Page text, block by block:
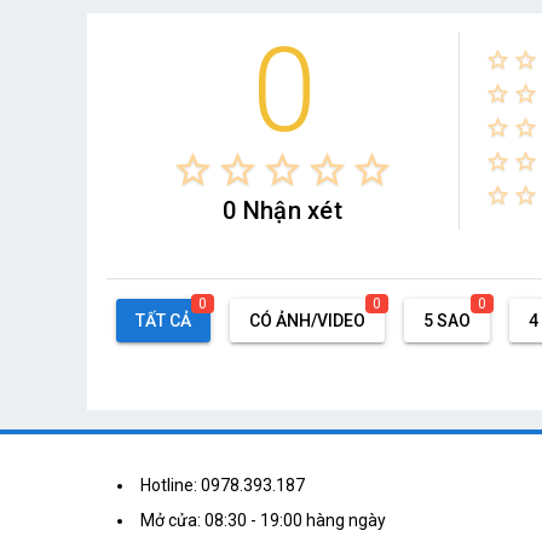
0
star_border star_border star_border star_border star_border
0 Nhận xét
star_border star_border
star_border star_border
star_border star_border
star_border star_border
star_border star_border
TẤT CẢ
0
CÓ ẢNH/VIDEO
0
5 SAO
0
4
Hotline: 0978.393.187
Mở cửa: 08:30 - 19:00 hàng ngày